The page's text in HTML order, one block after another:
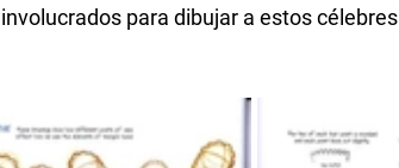
involucrados para dibujar a estos